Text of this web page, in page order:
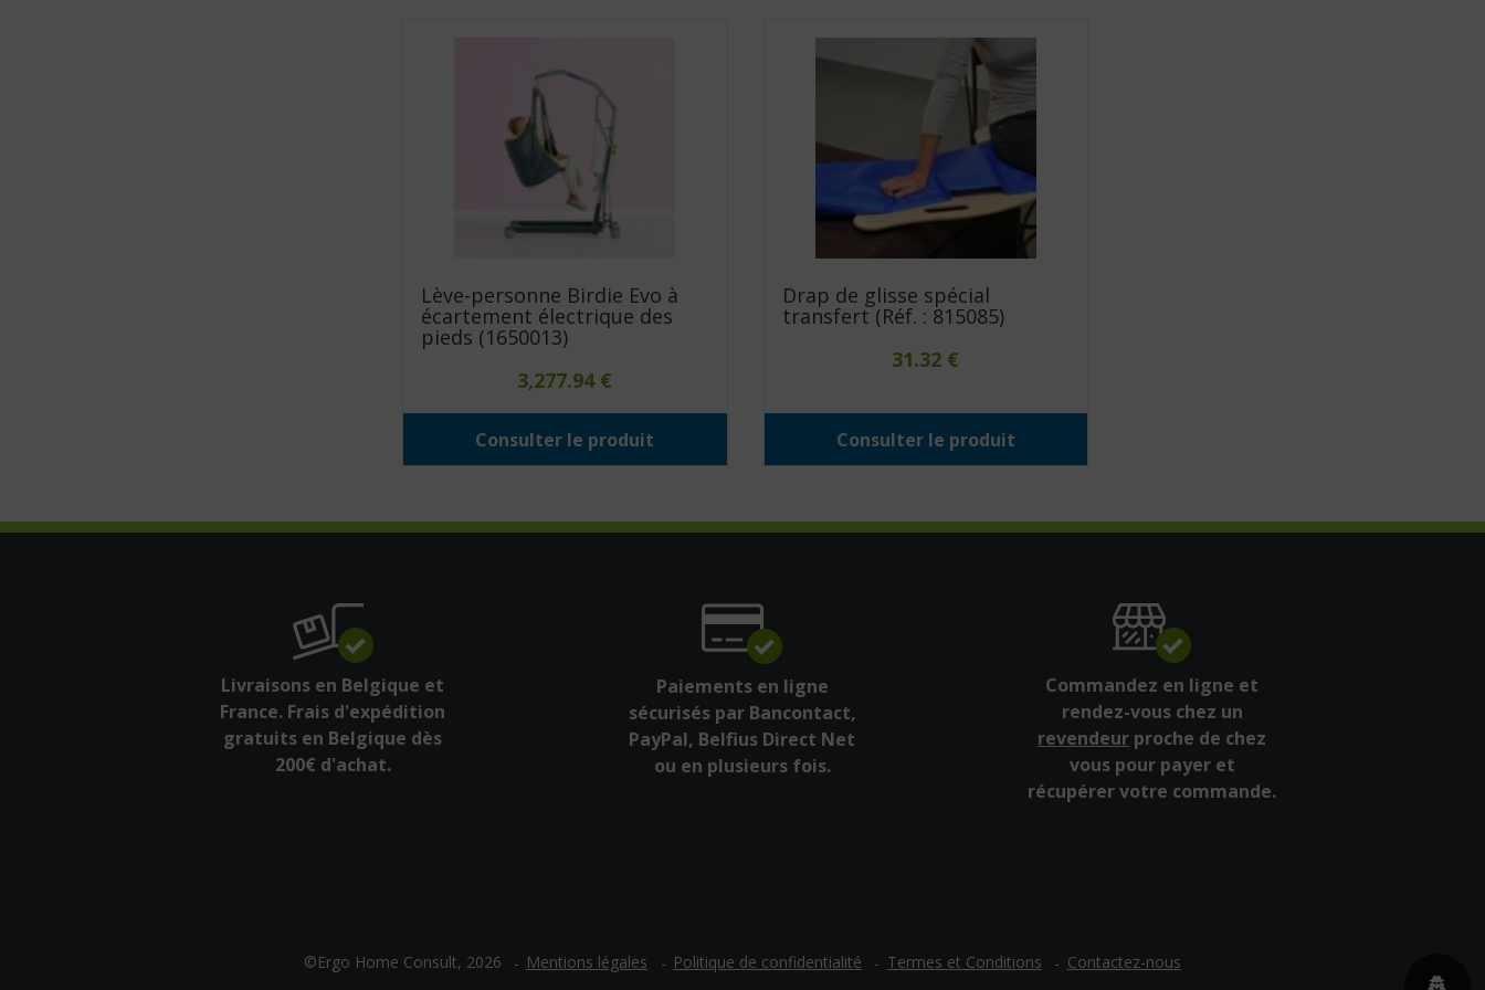
Lève-personne Birdie Evo à
écartement électrique des
pieds (1650013)
3,277.94 €
Consulter le produit
Drap de glisse spécial
transfert (Réf. : 815085)
31.32 €
Consulter le produit
Livraisons en Belgique et
France. Frais d'expédition
gratuits en Belgique dès
200€ d'achat.
Paiements en ligne
sécurisés par Bancontact,
PayPal, Belfius Direct Net
ou en plusieurs fois.
Commandez en ligne et
rendez-vous chez un
revendeur proche de chez
vous pour payer et
récupérer votre commande.
©Ergo Home Consult, 2026 Mentions légales Politique de confidentialité Termes et Conditions Contactez-nous